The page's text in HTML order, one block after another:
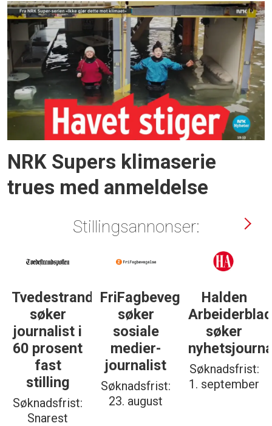
NRK Supers klimaserie
trues med anmeldelse
Stillingsannonser:
Tvedestrandsposten
søker
journalist i
60 prosent
fast
stilling
Søknadsfrist:
Snarest
FriFagbevegelse
søker
sosiale
medier-
journalist
Søknadsfrist:
23. august
Halden
Arbeiderblad
søker
Søknadsfrist:
1. september